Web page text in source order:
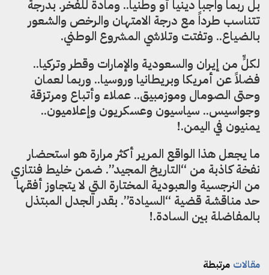
بل ربما واجبا دينيا أو وطنيا.. ومادة للفخر. بدرجة
تتناسب طرداً مع درجة الامتهان والرخص والشعور
بالضياع.. وتفتت وتلاشي المشروع الوطني.
لكلٍّ من إيران والسعودية والإمارات وقطر وتركيا..
فضلاً عن أمريكا وبريطانيا وروسيا.. وربما لعمان
وحتى الصومال وموزمبيق.. عملاء وأتباع ومرتزقة
وجواسيس.. سياسيون وعسكريون وإعلاميون..
يمنيون في اليمن.!
ما يجعل هذا الواقع المرير أكثر مرارة هو استحضار
نفخة كاذبة من “التاريخ المجيد”. ضمن خليط فنتازي
من النرجسية والعبودية المختارة التي لا يتجاوز أفقها
حد مناقشة قضية “السيادة”. بقدر الجدل المبتذل
بالمفاضلة بين السادة.!
مرتبطة مقالات